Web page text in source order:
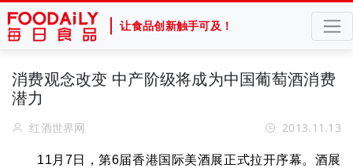
让食品创新触手可及！
消费观念改变 中产阶级将成为中国葡萄酒消费
潜力
红酒世界网 2013.11.13
11 月 7日，第6届香港国际美酒展正式拉开序幕。酒展